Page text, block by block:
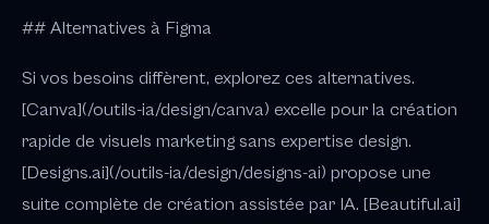
## Alternatives à Figma
Si vos besoins diffèrent, explorez ces alternatives.
[Canva](/outils-ia/design/canva) excelle pour la création
rapide de visuels marketing sans expertise design.
[Designs.ai](/outils-ia/design/designs-ai) propose une
suite complète de création assistée par IA. [Beautiful.ai]